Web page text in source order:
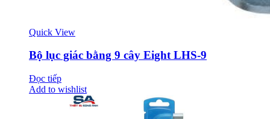
Quick View
Bộ lục giác bằng 9 cây Eight LHS-9
Đọc tiếp
Add to wishlist